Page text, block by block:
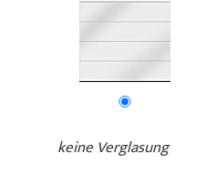
keine Verglasung